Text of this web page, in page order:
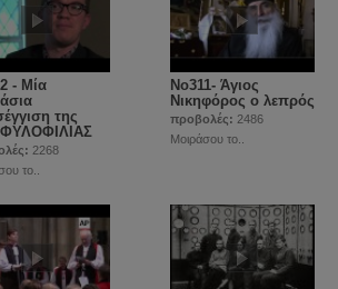
- Μία
της
2268
το..
Νο311- Άγιος
Νικηφόρος ο λεπρός
προβολές: 2486
Μοιράσου το..